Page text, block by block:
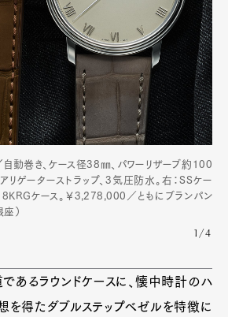
自動巻き、ケース径38㎜、パワーリザーブ約100
リゲーターストラップ、3気圧防水。右：SSケー
ケース。￥3,278,000／ともにブランパン
）
1/4
であるラウンドケースに、懐中時計のハ
を得たダブルステップベゼルを特徴に